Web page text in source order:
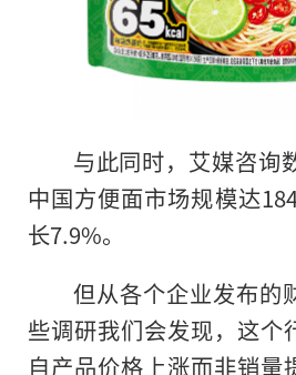
与此同时，艾媒咨询
中国方便面市场规模达
长7.9%。
但从各个企业发布的
些调研我们会发现，这个
自产品价格上涨而非销量